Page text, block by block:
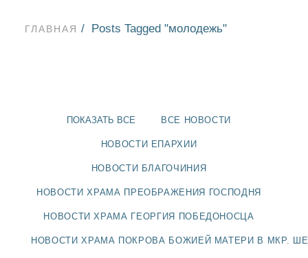
ГЛАВНАЯ Posts Tagged "молодежь"
ПОКАЗАТЬ ВСЕ ВСЕ НОВОСТИ
НОВОСТИ ЕПАРХИИ
НОВОСТИ БЛАГОЧИНИЯ
НОВОСТИ ХРАМА ПРЕОБРАЖЕНИЯ ГОСПОДНЯ
НОВОСТИ ХРАМА ГЕОРГИЯ ПОБЕДОНОСЦА
НОВОСТИ ХРАМА ПОКРОВА БОЖИЕЙ МАТЕРИ В МКР.